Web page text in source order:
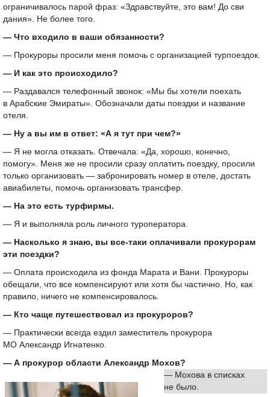
ограничивалось парой фраз: «Здравствуйте, это вам! До сви
дания». Не более того.
— Что входило в ваши обязанности?
— Прокуроры просили меня помочь с организацией турпоездок.
— И как это происходило?
— Раздавался телефонный звонок: «Мы бы хотели поехать
в Арабские Эмираты». Обозначали даты поездки и название
отеля.
— Ну а вы им в ответ: «А я тут при чем?»
— Я не могла отказать. Отвечала: «Да, хорошо, конечно,
помогу». Меня же не просили сразу оплатить поездку, просили
только организовать — забронировать номер в отеле, достать
авиабилеты, помочь организовать трансфер.
— На это есть турфирмы.
— Я и выполняла роль личного туроператора.
— Насколько я знаю, вы все-таки оплачивали прокурорам
эти поездки?
— Оплата происходила из фонда Марата и Вани. Прокуроры
обещали, что все компенсируют или хотя бы частично. Но, как
правило, ничего не компенсировалось.
— Кто чаще путешествовал из прокуроров?
— Практически всегда ездил заместитель прокурора
МО Александр Игнатенко.
— А прокурор области Александр Мохов?
— Мохова в списках
не было.